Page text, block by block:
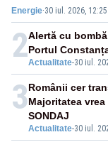
Energie·30 iul. 2026, 12:25
2Actualitate-30 iul.
Alertă cu
Portul
3
Actualitate-30 iul.
Românii cer
Majoritatea
SONDAJ